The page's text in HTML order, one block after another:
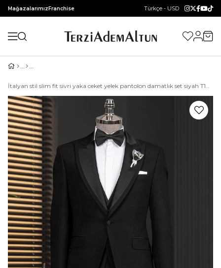
MağazalarımızFranchise Türkçe - USD
İtalyan stil slim fit sivri yaka ceket yelek pantolon damatlık set siyah T14334